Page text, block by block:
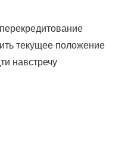
текущее положение
навстречу